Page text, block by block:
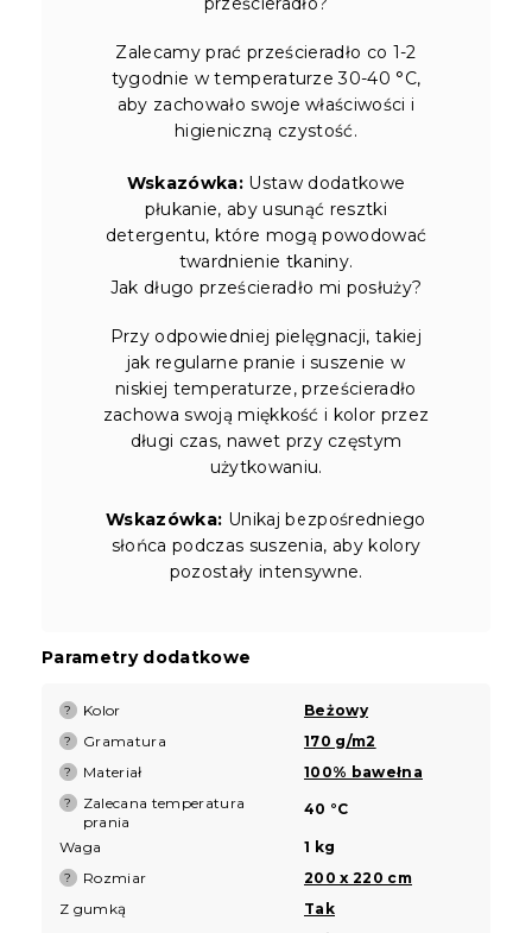
Zalecamy prać prześcieradło co 1-2
tygodnie w temperaturze 30-40 °C,
aby zachowało swoje właściwości i
higieniczną czystość.
Wskazówka: Ustaw dodatkowe
płukanie, aby usunąć resztki
detergentu, które mogą powodować
twardnienie tkaniny.
Jak długo prześcieradło mi posłuży?
Przy odpowiedniej pielęgnacji, takiej
jak regularne pranie i suszenie w
niskiej temperaturze, prześcieradło
zachowa swoją miękkość i kolor przez
długi czas, nawet przy częstym
użytkowaniu.
Wskazówka: Unikaj bezpośredniego
słońca podczas suszenia, aby kolory
pozostały intensywne.
Parametry dodatkowe
? Kolor Beżowy
? Gramatura 170 g/m2
? Materiał 100% bawełna
?
Zalecana temperatura
prania
40 °C
Waga 1 kg
? Rozmiar
200 x 220 cm
Z gumką
Tak